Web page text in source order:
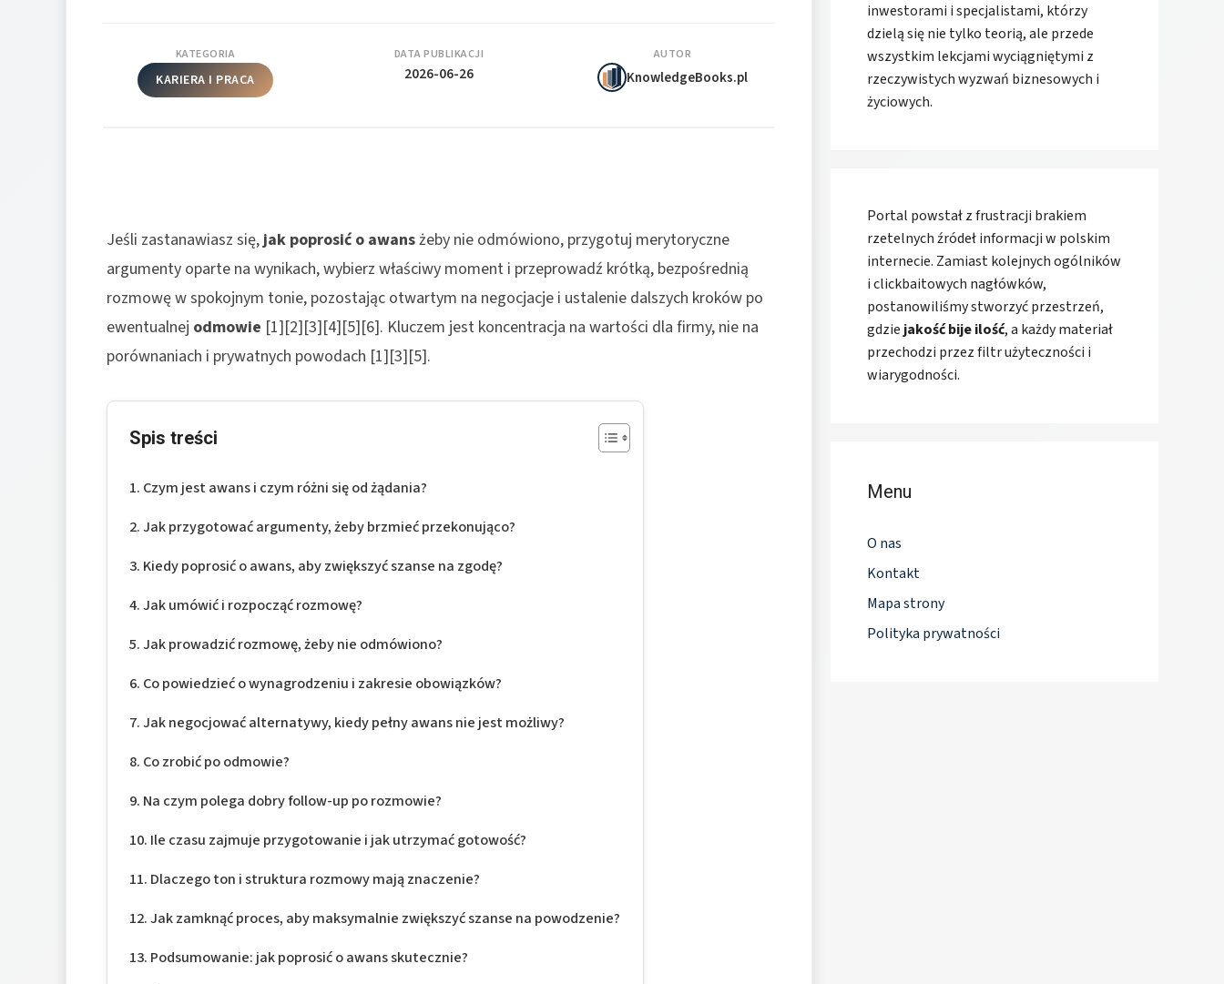
KATEGORIA
KARIERA I PRACA
DATA PUBLIKACJI
2026-06-26
AUTOR
KnowledgeBooks.pl
Jeśli zastanawiasz się,jak poprosić o awansżeby nie odmówiono, przygotuj merytoryczne
argumenty oparte na wynikach, wybierz właściwy moment i przeprowadź krótką, bezpośrednią
rozmowę w spokojnym tonie, pozostając otwartym na negocjacje i ustalenie dalszych kroków po
ewentualnej odmowie [1][2][3][4][5][6]. Kluczem jest koncentracja na wartości dla firmy, nie na
porównaniach i prywatnych powodach [1][3][5].
Spis treści
Czym jest awans i czym różni się od żądania?
Jak przygotować argumenty, żeby brzmieć przekonująco?
Kiedy poprosić o awans, aby zwiększyć szanse na zgodę?
Jak umówić i rozpocząć rozmowę?
Jak prowadzić rozmowę, żeby nie odmówiono?
Co powiedzieć o wynagrodzeniu i zakresie obowiązków?
Jak negocjować alternatywy, kiedy pełny awans nie jest możliwy?
Co zrobić po odmowie?
Na czym polega dobry follow-up po rozmowie?
Ile czasu zajmuje przygotowanie i jak utrzymać gotowość?
Dlaczego ton i struktura rozmowy mają znaczenie?
Jak zamknąć proces, aby maksymalnie zwiększyć szanse na powodzenie?
Podsumowanie: jak poprosić o awans skutecznie?
inwestorami i specjalistami, którzy
dzielą się nie tylko teorią, ale przede
wszystkim lekcjami wyciągniętymi z
rzeczywistych wyzwań biznesowych i
życiowych.
Portal powstał z frustracji brakiem
rzetelnych źródeł informacji w polskim
internecie. Zamiast kolejnych ogólników
i clickbaitowych nagłówków,
postanowiliśmy stworzyć przestrzeń,
gdzie jakość bije ilość, a każdy materiał
przechodzi przez filtr użyteczności i
wiarygodności.
Menu
O nas
Kontakt
Mapa strony
Polityka prywatności